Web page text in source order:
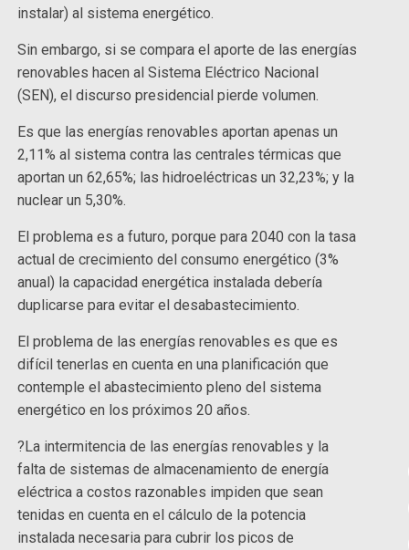
instalar) al sistema energético.
Sin embargo, si se compara el aporte de las energías
renovables hacen al Sistema Eléctrico Nacional
(SEN), el discurso presidencial pierde volumen.
Es que las energías renovables aportan apenas un
2,11% al sistema contra las centrales térmicas que
aportan un 62,65%; las hidroeléctricas un 32,23%; y la
nuclear un 5,30%.
El problema es a futuro, porque para 2040 con la tasa
actual de crecimiento del consumo energético (3%
anual) la capacidad energética instalada debería
duplicarse para evitar el desabastecimiento.
El problema de las energías renovables es que es
difícil tenerlas en cuenta en una planificación que
contemple el abastecimiento pleno del sistema
energético en los próximos 20 años.
?La intermitencia de las energías renovables y la
falta de sistemas de almacenamiento de energía
eléctrica a costos razonables impiden que sean
tenidas en cuenta en el cálculo de la potencia
instalada necesaria para cubrir los picos de